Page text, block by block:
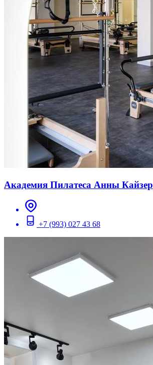
Академия Пилатеса Анны Кайзер
+7 (993) 027 43 68